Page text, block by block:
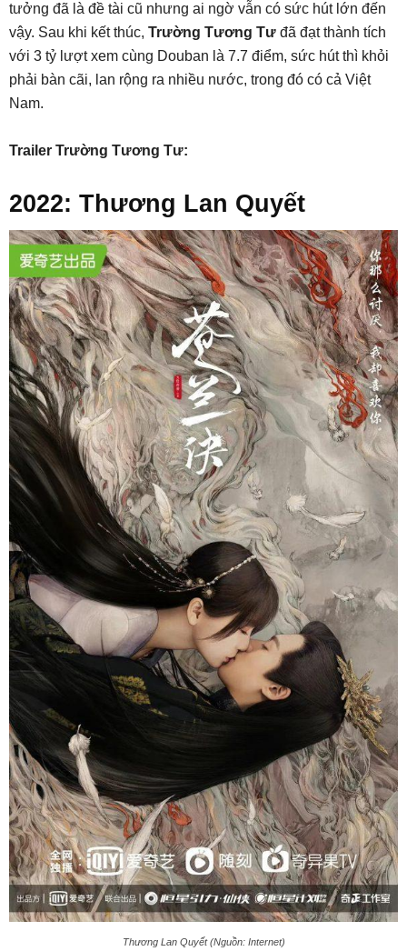
tưởng đã là đề tài cũ nhưng ai ngờ vẫn có sức hút lớn đến
vậy. Sau khi kết thúc, Trường Tương Tư đã đạt thành tích
với 3 tỷ lượt xem cùng Douban là 7.7 điểm, sức hút thì khỏi
phải bàn cãi, lan rộng ra nhiều nước, trong đó có cả Việt
Nam.
Trailer Trường Tương Tư:
2022: Thương Lan Quyết
Thương Lan Quyết (Nguồn: Internet)